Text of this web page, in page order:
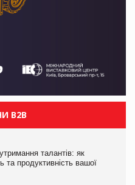
B2B
талантів: як
та продуктивність вашої